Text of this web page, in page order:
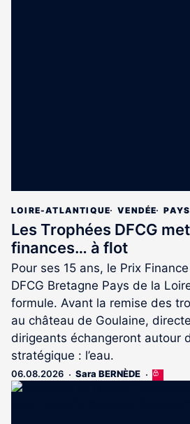
LOIRE-ATLANTIQUE VENDÉE
Les Trophées DFCG
finances… à flot
Pour ses 15 ans, le Prix
DFCG Bretagne Pays de la
formule. Avant la remise des
au château de Goulaine,
dirigeants échangeront autour
stratégique : l’eau.
06.08.2026 Sara BERNÈDE
Cet